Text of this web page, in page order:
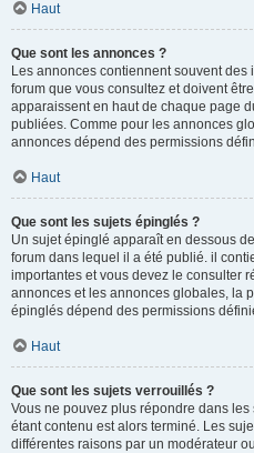
Haut
Que sont les annonces ?
Les annonces contiennent souvent
forum que vous consultez et doivent
apparaissent en haut de chaque page
publiées. Comme pour les annonces
annonces dépend des permissions
Haut
Que sont les sujets épinglés ?
Un sujet épinglé apparaît en dessous
forum dans lequel il a été publié. il
importantes et vous devez le consulter
annonces et les annonces globales, la
épinglés dépend des permissions
Haut
Que sont les sujets verrouillés ?
Vous ne pouvez plus répondre dans
étant contenu est alors terminé. Les
différentes raisons par un modérateur